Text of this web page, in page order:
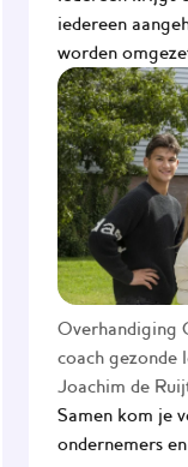
iedereen
worden
Overhandiging
coach gezonde
Joachim de
Samen kom je
ondernemers